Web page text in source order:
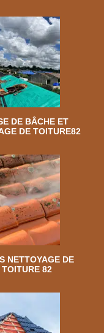
DE BÂCHE ET
DE TOITURE82
NETTOYAGE DE
TOITURE 82